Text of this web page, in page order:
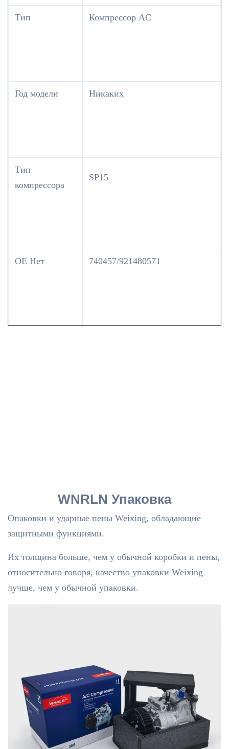
Тип Компрессор AC
Год модели Никаких
Тип
компрессора
SP15
OE Нет 740457/921480571
WNRLN Упаковка
Опаковки и ударные пены Weixing, обладающие
защитными функциями.
Их толщина больше, чем у обычной коробки и пены,
относительно говоря, качество упаковки Weixing
лучше, чем у обычной упаковки.